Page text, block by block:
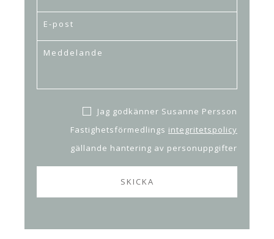
Jag godkänner Susanne Persson
Fastighetsförmedlings integritetspolicy
gällande hantering av personuppgifter